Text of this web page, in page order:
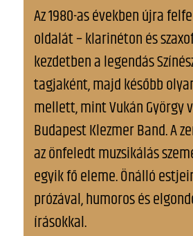
Az 1980-as években újra
oldalát – klarinéton és
kezdetben a legendás
tagjaként, majd később
mellett, mint Vukán György
Budapest Klezmer Band. A
az önfeledt muzsikálás
egyik fő eleme. Önálló
prózával, humoros és
írásokkal.